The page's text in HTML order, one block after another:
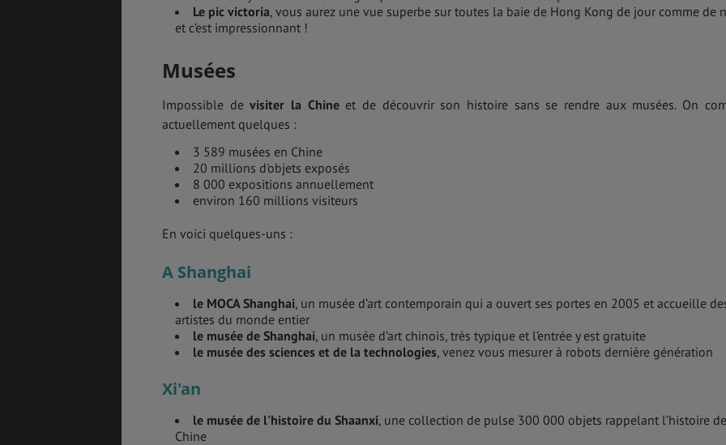
Le pic victoria, vous aurez une vue superbe sur toutes la baie de Hong Kong de jour comme de
et c’est impressionnant !
Musées
Impossible devisiter la Chineet de découvrir son histoire sans se rendre aux musées. On
actuellement quelques :
3 589 musées en Chine
20 millions d'objets exposés
8 000 expositions annuellement
environ 160 millions visiteurs
En voici quelques-uns :
A Shanghai
le MOCA Shanghai, un musée d’art contemporain qui a ouvert ses portes en 2005 et accueille
artistes du monde entier
le musée de Shanghai, un musée d’art chinois, très typique et l’entrée y est gratuite
le musée des sciences et de la technologies, venez vous mesurer à robots dernière génération
Xi'an
le musée de l'histoire du Shaanxi, une collection de pulse 300 000 objets rappelant l’histoire de
Chine